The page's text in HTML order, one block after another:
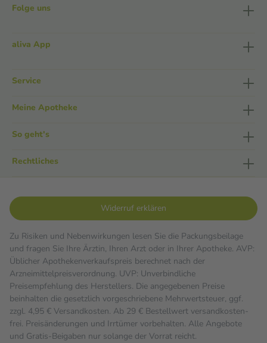
Folge uns
aliva App
Service
Meine Apotheke
So geht's
Rechtliches
Widerruf erklären
Zu Risiken und Nebenwirkungen lesen Sie die Packungsbeilage
und fragen Sie Ihre Ärztin, Ihren Arzt oder in Ihrer Apotheke. AVP:
Üblicher Apothekenverkaufspreis berechnet nach der
Arzneimittelpreisverordnung. UVP: Unverbindliche
Preisempfehlung des Herstellers. Die angegebenen Preise
beinhalten die gesetzlich vorgeschriebene Mehrwertsteuer, ggf.
zzgl. 4,95 € Versandkosten. Ab 29 € Bestell­wert versand­kosten­
frei. Preisänderungen und Irrtümer vorbehalten. Alle Angebote
und Gratis-Beigaben nur solange der Vorrat reicht.